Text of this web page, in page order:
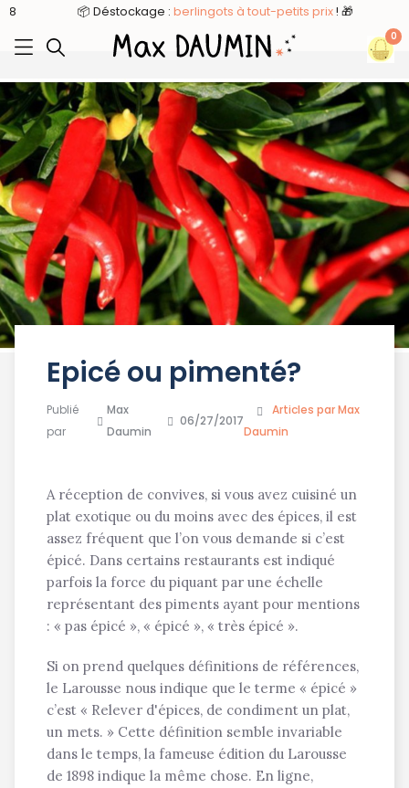
📦 Déstockage :berlingots à tout-petits prix! 🎁
0
Epicé ou pimenté?
Publié
par
Max
Daumin
06/27/2017
Articles par Max
Daumin
A réception de convives, si vous avez cuisiné un
plat exotique ou du moins avec des épices, il est
assez fréquent que l’on vous demande si c’est
épicé. Dans certains restaurants est indiqué
parfois la force du piquant par une échelle
représentant des piments ayant pour mentions
: « pas épicé », « épicé », « très épicé ».
Si on prend quelques définitions de références,
le Larousse nous indique que le terme « épicé »
c’est « Relever d'épices, de condiment un plat,
un mets. » Cette définition semble invariable
dans le temps, la fameuse édition du Larousse
de 1898 indique la même chose. En ligne,